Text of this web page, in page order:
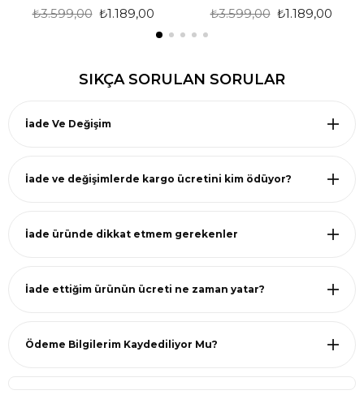
₺1.189,00
₺3.599,00 ₺1.189,00
₺3.599,00
SIKÇA SORULAN SORULAR
İade Ve Değişim
İade ve değişimlerde kargo ücretini kim ödüyor?
İade üründe dikkat etmem gerekenler
İade ettiğim ürünün ücreti ne zaman yatar?
Ödeme Bilgilerim Kaydediliyor Mu?